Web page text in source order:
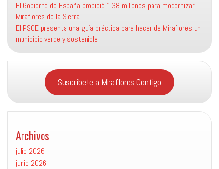
El Gobierno de España propició 1,38 millones para modernizar
Miraflores de la Sierra
El PSOE presenta una guía práctica para hacer de Miraflores un
municipio verde y sostenible
Suscríbete a Miraflores Contigo
Archivos
julio 2026
junio 2026